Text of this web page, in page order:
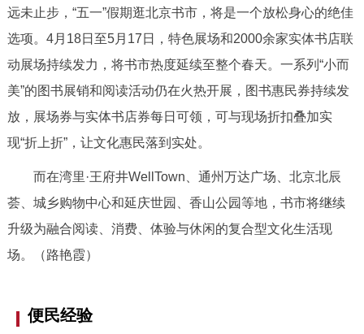
远未止步，“五一”假期逛北京书市，将是一个放松身心的绝佳
选项。4月18日至5月17日，特色展场和2000余家实体书店联
动展场持续发力，将书市热度延续至整个春天。一系列“小而
美”的图书展销和阅读活动仍在火热开展，图书惠民券持续发
放，展场券与实体书店券每日可领，可与现场折扣叠加实
现“折上折”，让文化惠民落到实处。
而在湾里·王府井WellTown、通州万达广场、北京北辰
荟、城乡购物中心和延庆世园、香山公园等地，书市将继续
升级为融合阅读、消费、体验与休闲的复合型文化生活现
场。（路艳霞）
便民经验